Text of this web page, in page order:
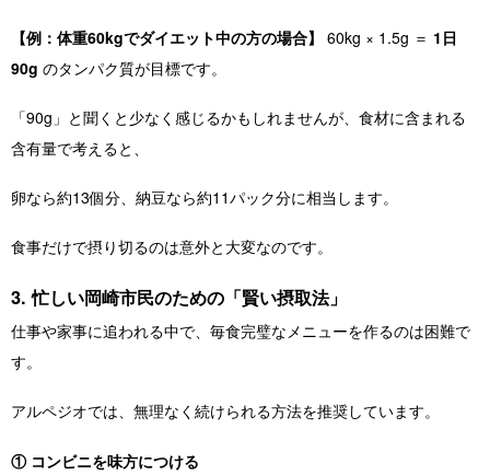
【例：体重60kgでダイエット中の方の場合】 60kg × 1.5g ＝ 1日
90g のタンパク質が目標です。
「90g」と聞くと少なく感じるかもしれませんが、食材に含まれる
含有量で考えると、
卵なら約13個分、納豆なら約11パック分に相当します。
食事だけで摂り切るのは意外と大変なのです。
3. 忙しい岡崎市民のための「賢い摂取法」
仕事や家事に追われる中で、毎食完璧なメニューを作るのは困難で
す。
アルペジオでは、無理なく続けられる方法を推奨しています。
① コンビニを味方につける